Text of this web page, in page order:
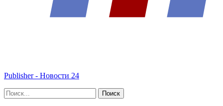
Publisher - Новости 24